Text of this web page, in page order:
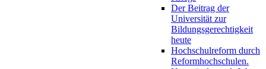
Der Beitrag der
Universität zur
Bildungsgerechtigkeit
heute
Hochschulreform durch
Reformhochschulen.